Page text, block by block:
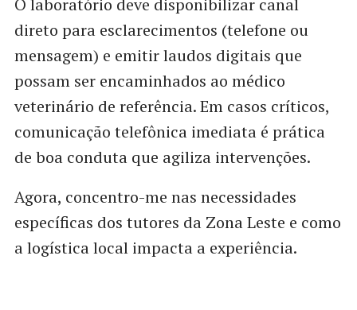
O laboratório deve disponibilizar canal
direto para esclarecimentos (telefone ou
mensagem) e emitir laudos digitais que
possam ser encaminhados ao médico
veterinário de referência. Em casos críticos,
comunicação telefônica imediata é prática
de boa conduta que agiliza intervenções.
Agora, concentro-me nas necessidades
específicas dos tutores da Zona Leste e como
a logística local impacta a experiência.